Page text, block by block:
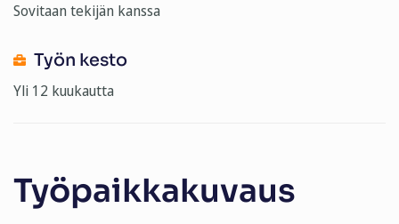
Sovitaan tekijän kanssa
Työn kesto
Yli 12 kuukautta
Työpaikkakuvaus